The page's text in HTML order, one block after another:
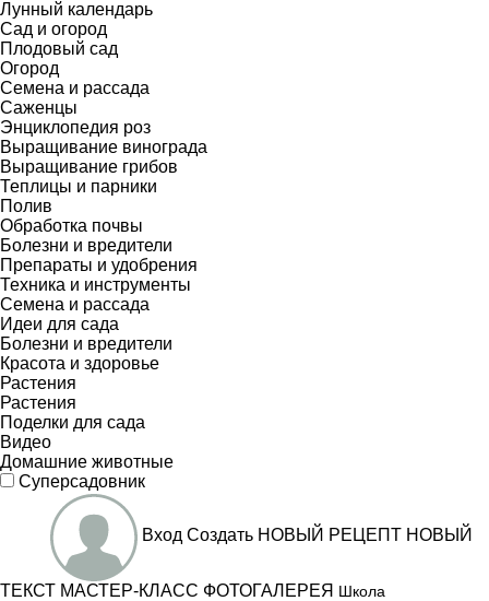
Лунный календарь
Сад и огород
Плодовый сад
Огород
Семена и рассада
Саженцы
Энциклопедия роз
Выращивание винограда
Выращивание грибов
Теплицы и парники
Полив
Обработка почвы
Болезни и вредители
Препараты и удобрения
Техника и инструменты
Семена и рассада
Идеи для сада
Болезни и вредители
Красота и здоровье
Растения
Растения
Поделки для сада
Видео
Домашние животные
Суперсадовник
Вход Создать НОВЫЙ РЕЦЕПТ НОВЫЙ
ТЕКСТ МАСТЕР-КЛАСС ФОТОГАЛЕРЕЯ Школа